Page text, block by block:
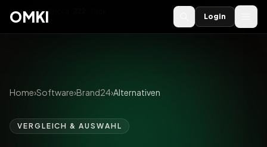
OMKI 2027
OMKI Login
Home›Software›Brand24›Alternativen
VERGLEICH & AUSWAHL